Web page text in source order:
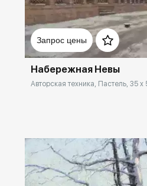
Запрос цены
Домен:
Набережная Невы
Авторская техника, Пастель, 35 x